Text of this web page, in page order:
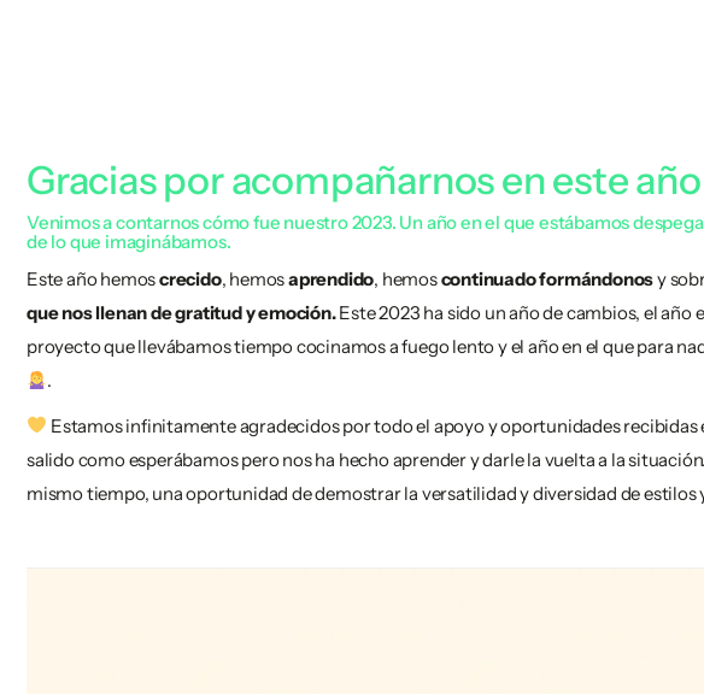
Gracias por acompañarnos en este
Venimos a contarnos cómo fue nuestro 2023. Un año en el que estábamos
de lo que imaginábamos.
Este año hemoscrecido, hemosaprendido, hemoscontinuado formándonosy
que nos llenan de gratitud y emoción.Este 2023 ha sido un año de cambios, el año
proyecto que llevábamos tiempo cocinamos a fuego lento y el año en el que para
.
Estamos infinitamente agradecidos por todo el apoyo y oportunidades recibidas
salido como esperábamos pero nos ha hecho aprender y darle la vuelta a la
mismo tiempo, una oportunidad de demostrar la versatilidad y diversidad de estilos